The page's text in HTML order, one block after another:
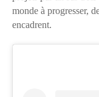
monde à progresser,
encadrent.